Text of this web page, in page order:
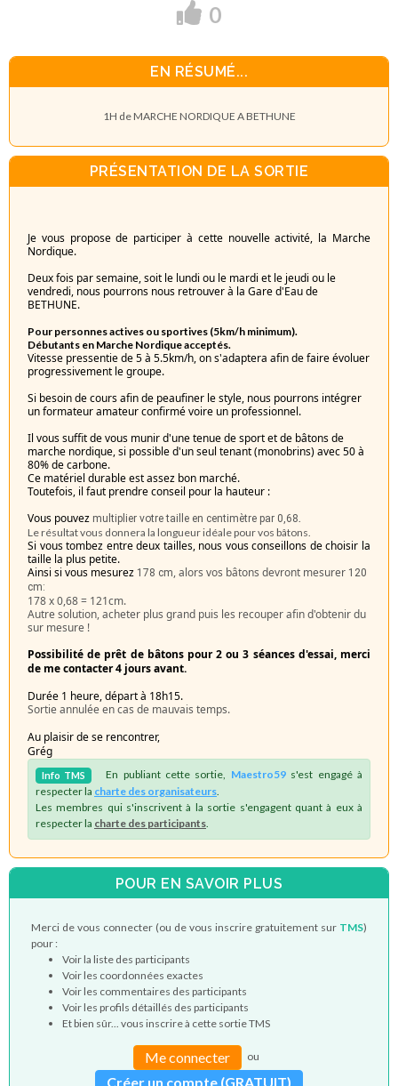
0
EN RÉSUMÉ...
1H de MARCHE NORDIQUE A BETHUNE
PRÉSENTATION DE LA SORTIE
Je vous propose de participer à cette nouvelle activité, la Marche
Nordique.
Deux fois par semaine, soit le lundi ou le mardi et le jeudi ou le
vendredi, nous pourrons nous retrouver à la Gare d'Eau de
BETHUNE.
Pour personnes actives ou sportives (5km/h minimum).
Débutants en Marche Nordique acceptés.
Vitesse pressentie de 5 à 5.5km/h, on s'adaptera afin de faire évoluer
progressivement le groupe.
Si besoin de cours afin de peaufiner le style, nous pourrons intégrer
un formateur amateur confirmé voire un professionnel.
Il vous suffit de vous munir d'une tenue de sport et de bâtons de
marche nordique, si possible d'un seul tenant (monobrins) avec 50 à
80% de carbone.
Ce matériel durable est assez bon marché.
Toutefois, il faut prendre conseil pour la hauteur :
Vous pouvez multiplier votre taille en centimètre par 0,68
Le résultat vous donnera la longueur idéale pour vos bâtons.
Si vous tombez entre deux tailles, nous vous conseillons de choisir la
taille la plus petite.
Ainsi si vous mesurez 178 cm, alors vos bâtons devront mesurer 120
cm:
178 x 0,68 = 121cm.
Autre solution, acheter plus grand puis les recouper afin d'obtenir du
sur mesure !
Possibilité de prêt de bâtons pour 2 ou 3 séances d'essai, merci
de me contacter 4 jours avant.
Durée 1 heure, départ à 18h15.
Sortie annulée en cas de mauvais temps.
Au plaisir de se rencontrer,
Grég
Info TMS En publiant cette sortie, Maestro59s'est engagé à
respecter la charte des organisateurs
Les membres qui s'inscrivent à la sortie s'engagent quant à eux à
respecter la charte des participants
POUR EN SAVOIR PLUS
Merci de vous connecter (ou de vous inscrire gratuitement sur TMS)
pour :
Voir la liste des participants
Voir les coordonnées exactes
Voir les commentaires des participants
Voir les profils détaillés des participants
Et bien sûr... vous inscrire à cette sortie TMS
Me connecter ou
Créer un compte (GRATUIT)